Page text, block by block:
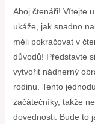
Ahoj čtenáři! Vítejte
ukáže, jak snadno
měli pokračovat v
důvodů! Představte
vytvořit nádherný
rodinu. Tento
začátečníky, takže
dovednosti. Bude to